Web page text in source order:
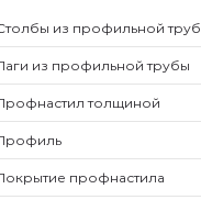
из профильной
из профильной трубы
толщиной
профнастила